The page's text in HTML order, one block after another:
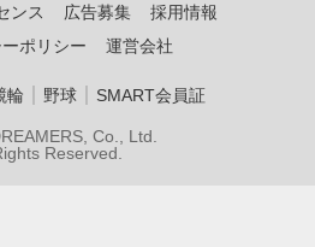
ンス 広告募集
採用情報
ポリシー
運営会社
輪 野球｜ SMART会員証
Co., Ltd.
Reserved.